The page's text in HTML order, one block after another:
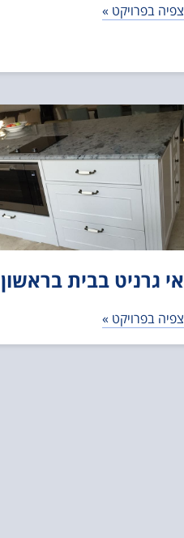
צפיה בפרויקט »
אי גרניט בבית בראשון
צפיה בפרויקט »